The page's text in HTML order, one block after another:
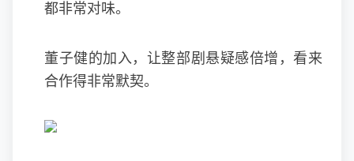
都非常对味。
董子健的加入，让整部剧悬疑感倍增，看来
合作得非常默契。